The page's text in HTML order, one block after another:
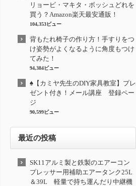
リョービ・マキタ・ボッシュどれを
買う？Amazon楽天最安通販！
104,353ビュー
背もたれ椅子の作り方！手すりをつ
け姿勢がよくなるように角度もつけ
てみた！
94,384ビュー
♠【カミヤ先生のDIY家具教室】プレ
ゼント付き！メール講座 登録ペー
ジ
90,599ビュー
最近の投稿
SK11アルミ製と鉄製のエアーコン
プレッサー用補助エアータンク25L
＆39L 軽量で持ち運んだり中継機